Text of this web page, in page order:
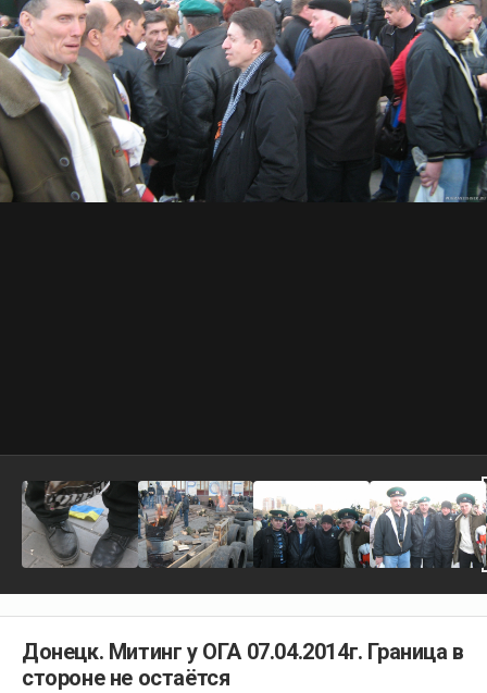
Донецк. Митинг у ОГА 07.04.2014г. Граница в
стороне не остаётся